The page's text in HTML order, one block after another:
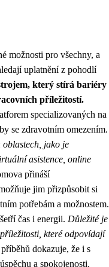
možnosti pro všechny, a
uplatnění z pohodlí
který stírá bariéry
příležitostí.
specializovaných na
se zdravotním omezením.
jako je
asistence, online
přináší
jim přizpůsobit si
potřebám a možnostem.
čas i energii. Důležité je
které odpovídají
dokazuje, že i s
a spokojenosti.